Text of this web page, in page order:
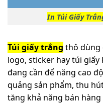
In Túi Giấy
Túi giấy trắng thô dùng
logo, sticker hay túi
đang cần để năng cao
quảng sản phẩm, thu
tăng khả năng bán